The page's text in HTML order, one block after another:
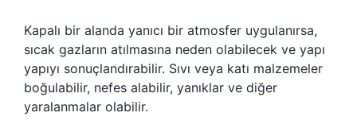
Kapalı bir alanda yanıcı bir atmosfer uygulanırsa,
sıcak gazların atılmasına neden olabilecek ve yapı
yapıyı sonuçlandırabilir. Sıvı veya katı malzemeler
boğulabilir, nefes alabilir, yanıklar ve diğer
yaralanmalar olabilir.